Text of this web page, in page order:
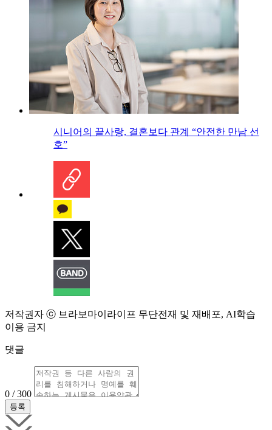
시니어의 끝사랑, 결혼보다 관계 “안전한 만남 선
호”
저작권자 ⓒ 브라보마이라이프 무단전재 및 재배포, AI학습
이용 금지
댓글
0 / 300